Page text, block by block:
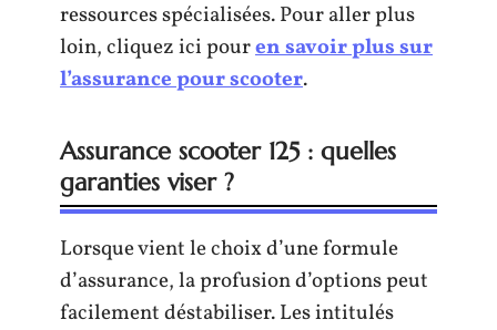
ressources spécialisées. Pour aller plus
loin, cliquez ici pouren savoir plus sur
l’assurance pour scooter.
Assurance scooter 125 : quelles
garanties viser ?
Lorsque vient le choix d’une formule
d’assurance, la profusion d’options peut
facilement déstabiliser. Les intitulés